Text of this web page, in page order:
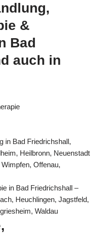
&
Bad
auch in
in Bad Friedrichshall,
Heilbronn, Neuenstadt
Offenau,
in Bad Friedrichshall –
Heuchlingen, Jagstfeld,
Waldau